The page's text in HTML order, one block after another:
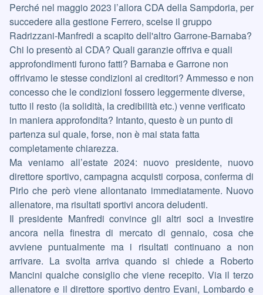
Perché nel maggio 2023 l’allora CDA della Sampdoria, per
succedere alla gestione Ferrero, scelse il gruppo
Radrizzani-Manfredi a scapito dell'altro Garrone-Barnaba?
Chi lo presentò al CDA? Quali garanzie offriva e quali
approfondimenti furono fatti? Barnaba e Garrone non
offrivamo le stesse condizioni ai creditori? Ammesso e non
concesso che le condizioni fossero leggermente diverse,
tutto il resto (la solidità, la credibilità etc.) venne verificato
in maniera approfondita? Intanto, questo è un punto di
partenza sul quale, forse, non è mai stata fatta
completamente chiarezza.
Ma veniamo all’estate 2024: nuovo presidente, nuovo
direttore sportivo, campagna acquisti corposa, conferma di
Pirlo che però viene allontanato immediatamente. Nuovo
allenatore, ma risultati sportivi ancora deludenti.
Il presidente Manfredi convince gli altri soci a investire
ancora nella finestra di mercato di gennaio, cosa che
avviene puntualmente ma i risultati continuano a non
arrivare. La svolta arriva quando si chiede a Roberto
Mancini qualche consiglio che viene recepito. Via il terzo
allenatore e il direttore sportivo dentro Evani, Lombardo e